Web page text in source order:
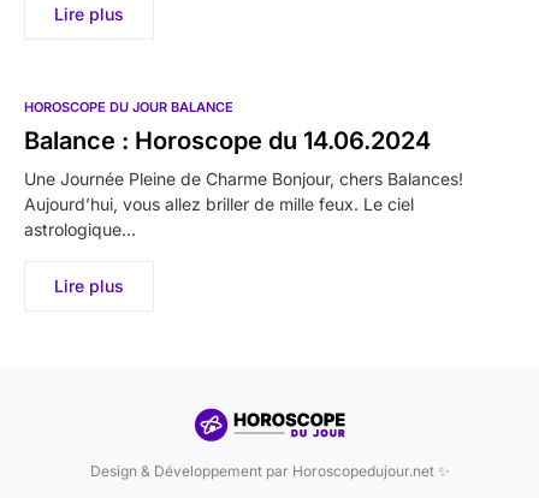
Lire plus
HOROSCOPE DU JOUR BALANCE
Balance : Horoscope du 14.06.2024
Une Journée Pleine de Charme Bonjour, chers Balances!
Aujourd’hui, vous allez briller de mille feux. Le ciel
astrologique…
Lire plus
Design & Développement par Horoscopedujour.net ✨